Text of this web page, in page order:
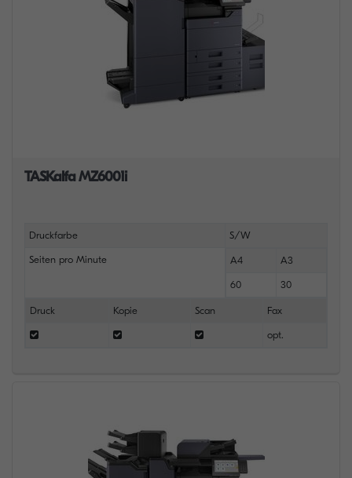
TASKalfa MZ6001i
Druckfarbe S/W
Seiten pro Minute A4 A3
60 30
Druck Kopie Scan Fax
opt.